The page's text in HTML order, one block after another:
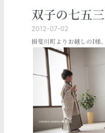
双子の七五三
2012-07-02
揖斐川町よりお越しのI様。